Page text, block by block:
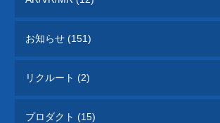
お知らせ (151)
リクルート (2)
プロダクト (15)